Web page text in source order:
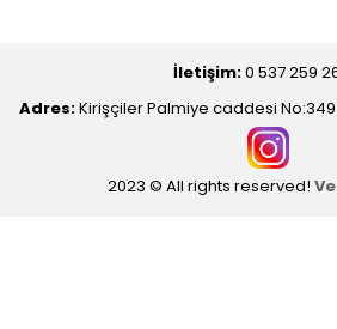
İletişim:0 537 259
Adres:Kirişçiler Palmiye caddesi
2023 © All rights reserved!